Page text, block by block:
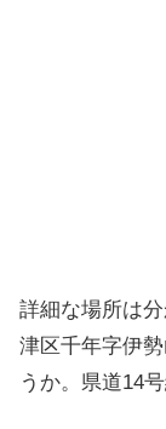
詳細な場所は
津区千年字伊
うか。県道14